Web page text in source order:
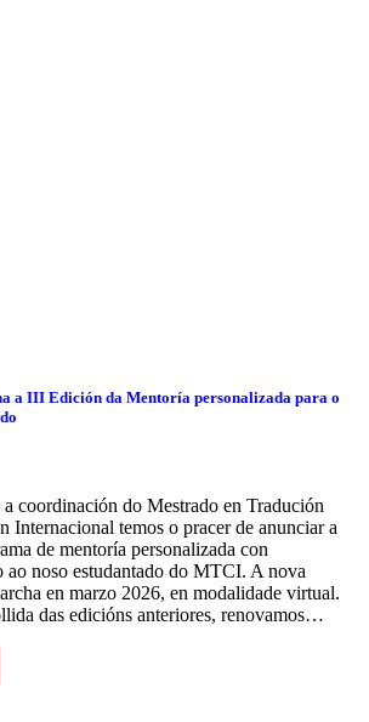
a III Edición da Mentoría personalizada para o
coordinación do Mestrado en Tradución
Internacional temos o pracer de anunciar a
de mentoría personalizada con
noso estudantado do MTCI. A nova
en marzo 2026, en modalidade virtual.
das edicións anteriores, renovamos…